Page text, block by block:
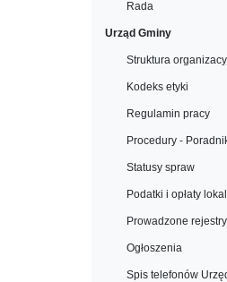
Rada
Urząd Gminy
Struktura
Kodeks etyki
Regulamin pracy
Procedury -
Statusy spraw
Podatki i opłaty
Prowadzone
Ogłoszenia
Spis telefonów